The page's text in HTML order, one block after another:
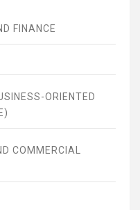
FINANCE
ORIENTED
COMMERCIAL